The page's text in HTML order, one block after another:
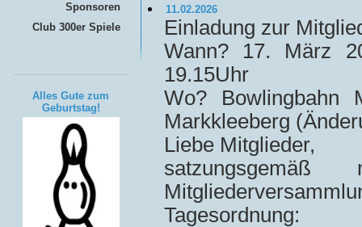
Sponsoren
Club 300er Spiele
Alles Gute zum
Geburtstag!
11.02.2026
Einladung zur
Wann? 17. März
19.15Uhr
Wo? Bowlingbahn
Markkleeberg
Liebe Mitglieder,
Tagesordnung: